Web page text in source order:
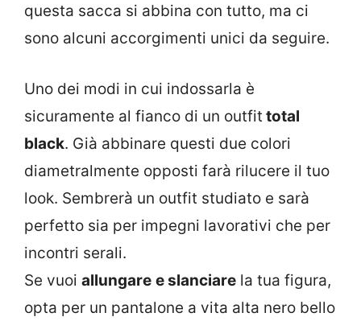
questa sacca si abbina con tutto, ma ci
sono alcuni accorgimenti unici da seguire.
Uno dei modi in cui indossarla è
sicuramente al fianco di un outfit total
black. Già abbinare questi due colori
diametralmente opposti farà rilucere il tuo
look. Sembrerà un outfit studiato e sarà
perfetto sia per impegni lavorativi che per
incontri serali.
Se vuoi allungare e slanciare la tua figura,
opta per un pantalone a vita alta nero bello